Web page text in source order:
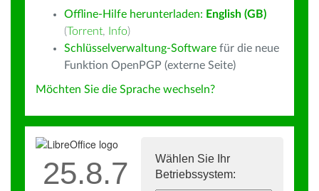
Offline-Hilfe herunterladen: English (GB)
(Torrent, Info)
Schlüsselverwaltung-Software für die neue
Funktion OpenPGP (externe Seite)
Möchten Sie die Sprache wechseln?
Wählen Sie Ihr
Betriebssystem:
25.8.7